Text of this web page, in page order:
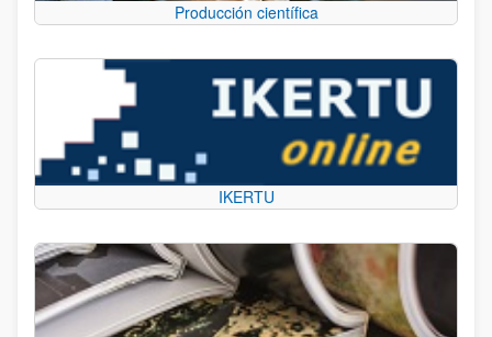
Producción científica
IKERTU